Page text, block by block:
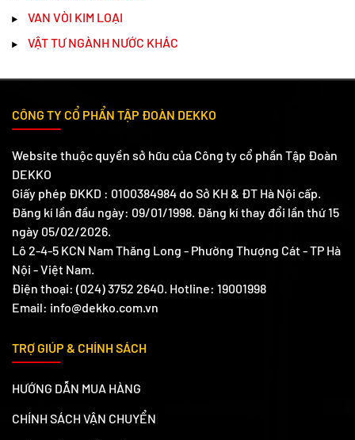
VAN VÒI KIM LOẠI
VẬT TƯ NGÀNH NƯỚC KHÁC
CÔNG TY CỔ PHẨN TẬP ĐOÀN DEKKO
Website thuộc quyền sở hữu của Công ty cổ phần Tập Đoàn
DEKKO
Giấy phép ĐKKD : 0100384984 do Sở KH & ĐT Hà Nội cấp.
Đăng kí lần đầu ngày: 09/01/1998. Đăng kí thay đổi lần thứ 15
ngày 05/02/2026.
Lô 2-4-5 KCN Nam Thăng Long - Phường Thượng Cát - TP Hà
Nội - Việt Nam.
Điện thoại: (024) 3752 2640. Hotline: 19001998
Email: info@dekko.com.vn
TRỢ GIÚP & CHÍNH SÁCH
HƯỚNG DẪN MUA HÀNG
CHÍNH SÁCH VẬN CHUYỂN